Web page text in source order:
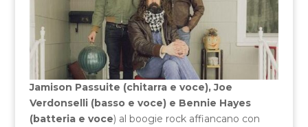
Jamison Passuite (chitarra e voce), Joe
Verdonselli (basso e voce) e Bennie Hayes
(batteria e voce) al boogie rock affiancano con